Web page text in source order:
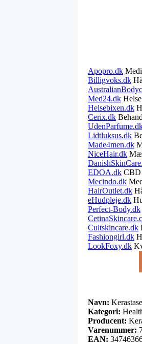
Apopro.dk
Billigvoks.dk
Med24.dk
Helsebixen.dk
Cerix.dk
Lidtluksus.dk
Made4men.dk
NiceHair.dk
EDOA.dk CBD
Mecindo.dk
HairOutlet.dk
eHudpleje.dk
Perfect-Body.dk
Cultskincare.dk
Fashiongirl.dk
LookFoxy.dk
Navn:
Kategori:
Producent:
Varenummer:
EAN: